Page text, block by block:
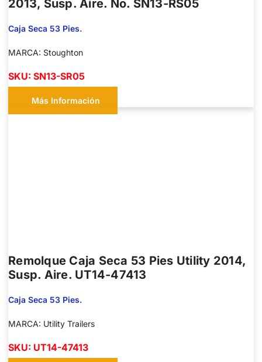
2013, Susp. Aire. No. SN13-RS05
Caja Seca 53 Pies.
MARCA: Stoughton
SKU: SN13-SR05
Más Información
Remolque Caja Seca 53 Pies Utility 2014,
Susp. Aire. UT14-47413
Caja Seca 53 Pies.
MARCA: Utility Trailers
SKU: UT14-47413